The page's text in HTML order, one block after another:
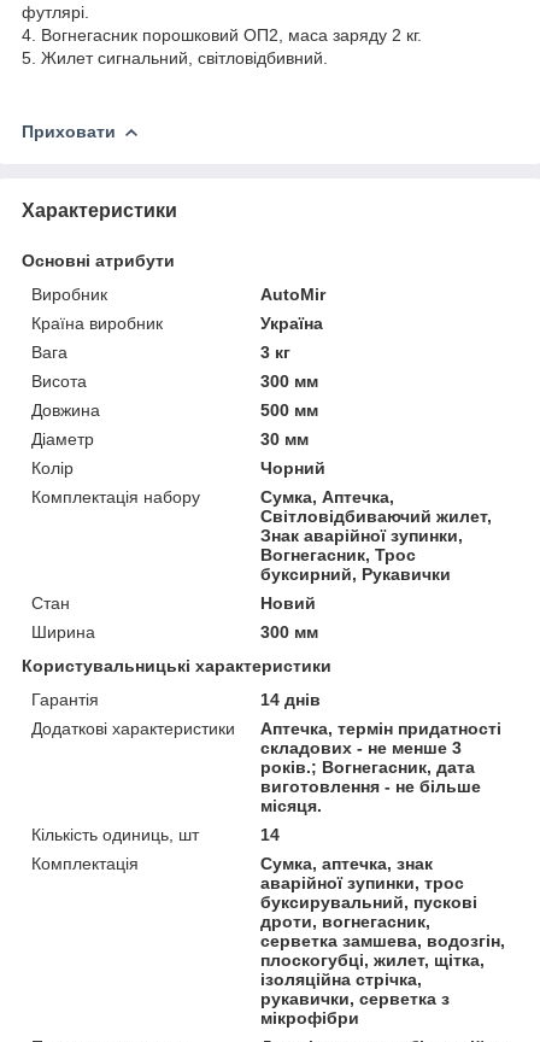
футлярі.
4. Вогнегасник порошковий ОП2, маса заряду 2 кг.
5. Жилет сигнальний, світловідбивний.
Приховати
Характеристики
Основні атрибути
Виробник
AutoMir
Країна виробник
Україна
Вага
3 кг
Висота
300 мм
Довжина
500 мм
Діаметр
30 мм
Колір
Чорний
Комплектація набору
Сумка, Аптечка,
Світловідбиваючий жилет,
Знак аварійної зупинки,
Вогнегасник, Трос
буксирний, Рукавички
Стан
Новий
Ширина
300 мм
Користувальницькі характеристики
Гарантія
14 днів
Додаткові характеристики
Аптечка, термін придатності
складових - не менше 3
років.; Вогнегасник, дата
виготовлення - не більше
місяця.
Кількість одиниць, шт
14
Комплектація
Сумка, аптечка, знак
аварійної зупинки, трос
буксирувальний, пускові
дроти, вогнегасник,
серветка замшева, водозгін,
плоскогубці, жилет, щітка,
ізоляційна стрічка,
рукавички, серветка з
мікрофібри